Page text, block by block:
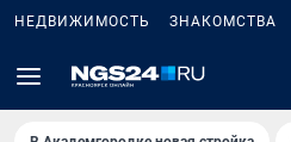
НЕДВИЖИМОСТЬ ЗНАКОМСТВА